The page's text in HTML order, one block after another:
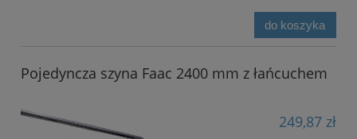
do koszyka
Pojedyncza szyna Faac 2400 mm z łańcuchem
249,87 zł